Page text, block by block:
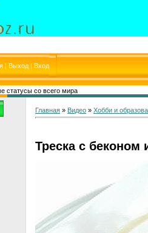
| Выход | Вход
статусы со всего мира
Главная » Видео » Хобби и
Треска с беконом